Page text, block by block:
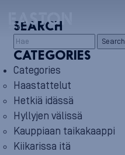
SEARCH
Search
CATEGORIES
Categories
Haastattelut
Hetkiä idässä
Hyllyjen välissä
Kauppiaan taikakaappi
Kiikarissa itä